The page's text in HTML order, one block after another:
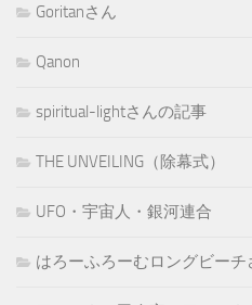
Goritanさん
Qanon
spiritual-lightさんの記事
THE UNVEILING（除幕式）
UFO・宇宙人・銀河連合
はろーふろーむロングビーチ